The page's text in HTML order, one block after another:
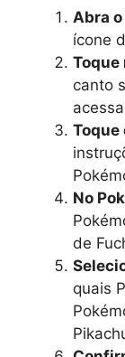
Abra
ícone
Toque
canto
Toque
No
de
quais